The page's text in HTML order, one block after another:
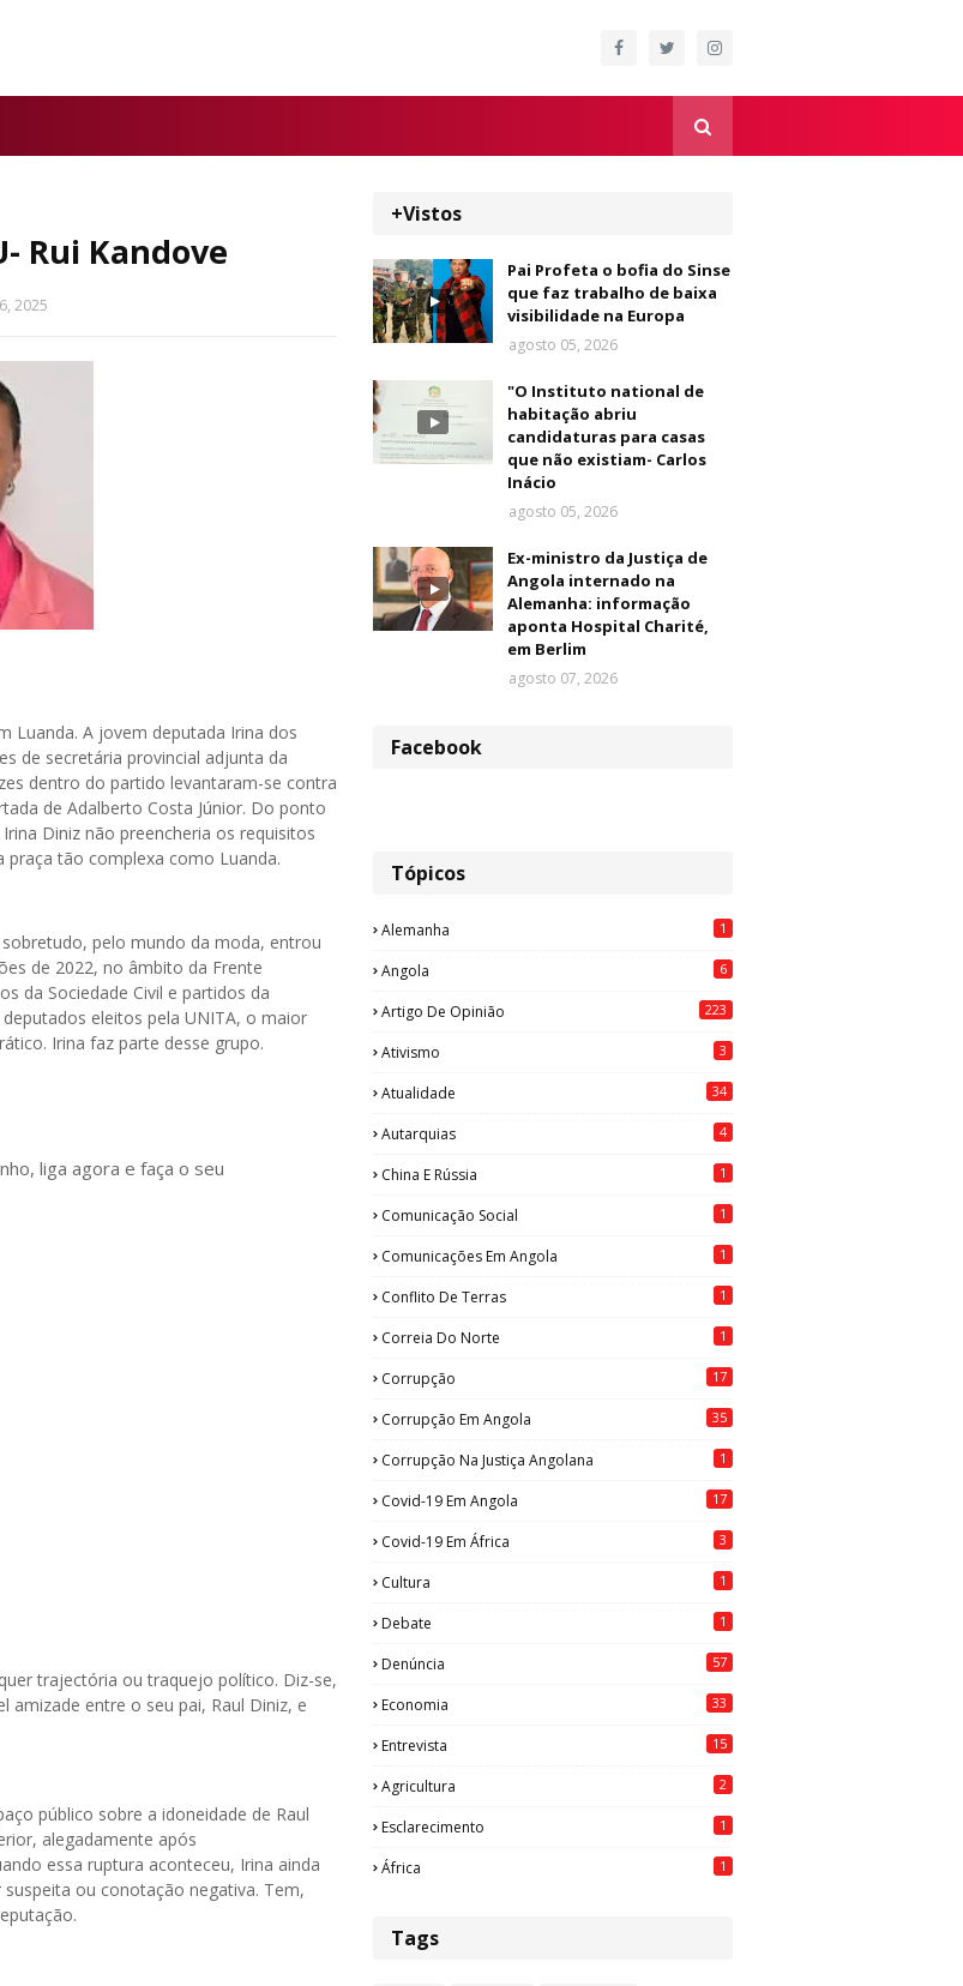
Rui Kandove
2025
Luanda. A jovem deputada Irina dos
de secretária provincial adjunta da
dentro do partido levantaram-se contra
de Adalberto Costa Júnior. Do ponto
Diniz não preencheria os requisitos
tão complexa como Luanda.
pelo mundo da moda, entrou
de 2022, no âmbito da Frente
da Sociedade Civil e partidos da
eleitos pela UNITA, o maior
Irina faz parte desse grupo.
liga agora e faça o seu
trajectória ou traquejo político. Diz-se,
amizade entre o seu pai, Raul Diniz, e
público sobre a idoneidade de Raul
alegadamente após
essa ruptura aconteceu, Irina ainda
ou conotação negativa. Tem,
+Vistos
Pai Profeta o bofia do Sinse
que faz trabalho de baixa
visibilidade na Europa
agosto 05, 2026
"O Instituto national de
habitação abriu
candidaturas para casas
que não existiam- Carlos
Inácio
agosto 05, 2026
Ex-ministro da Justiça de
Angola internado na
Alemanha: informação
aponta Hospital Charité,
em Berlim
agosto 07, 2026
Facebook
Tópicos
Alemanha 1
Angola 6
Artigo De Opinião 223
Ativismo 3
Atualidade 34
Autarquias 4
China E Rússia 1
Comunicação Social 1
Comunicações Em Angola 1
Conflito De Terras 1
Correia Do Norte 1
Corrupção 17
Corrupção Em Angola 35
Corrupção Na Justiça Angolana 1
Covid-19 Em Angola 17
Covid-19 Em África 3
Cultura 1
Debate 1
Denúncia 57
Economia 33
Entrevista 15
Agricultura 2
Esclarecimento 1
África 1
Tags